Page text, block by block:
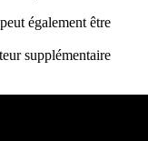
également être
supplémentaire